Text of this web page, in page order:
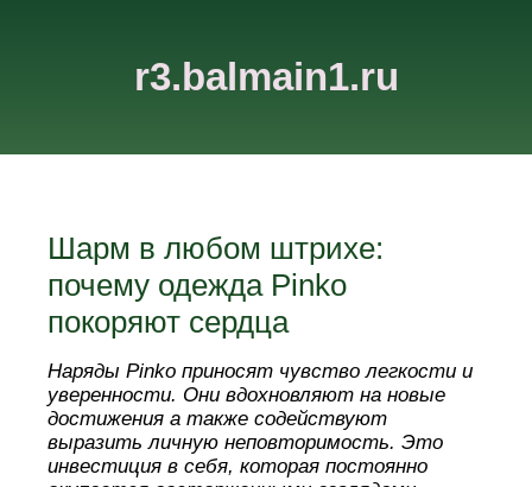
r3.balmain1.ru
Шарм в любом штрихе:
почему одежда Pinko
покоряют сердца
Наряды Pinko приносят чувство легкости и
уверенности. Они вдохновляют на новые
достижения а также содействуют
выразить личную неповторимость. Это
инвестиция в себя, которая постоянно